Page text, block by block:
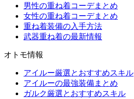
男性の重ね着コーデまとめ
女性の重ね着コーデまとめ
重ね着装備の入手方法
武器重ね着の最新情報
オトモ情報
アイルー厳選とおすすめスキル
アイルーの最強装備まとめ
ガルク厳選とおすすめスキル